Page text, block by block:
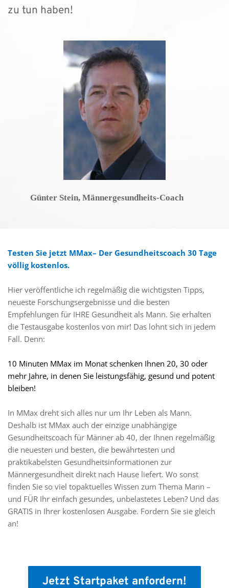
zu tun haben!
Günter Stein, Männergesundheits-Coach
Testen Sie jetzt MMax– Der Gesundheitscoach 30 Tage
völlig kostenlos.
Hier veröffentliche ich regelmäßig die wichtigsten Tipps,
neueste Forschungsergebnisse und die besten
Empfehlungen für IHRE Gesundheit als Mann. Sie erhalten
die Testausgabe kostenlos von mir! Das lohnt sich in jedem
Fall. Denn:
10 Minuten MMax im Monat schenken Ihnen 20, 30 oder
mehr Jahre, in denen Sie leistungsfähig, gesund und potent
bleiben!
In MMax dreht sich alles nur um Ihr Leben als Mann.
Deshalb ist MMax auch der einzige unabhängige
Gesundheitscoach für Männer ab 40, der Ihnen regelmäßig
die neuesten und besten, die bewährtesten und
praktikabelsten Gesundheits­informationen zur
Männergesundheit direkt nach Hause liefert. Wo sonst
finden Sie so viel topaktuelles Wissen zum Thema Mann –
und FÜR Ihr einfach gesundes, unbelastetes Leben? Und das
GRATIS in Ihrer kostenlosen Ausgabe. Fordern Sie sie gleich
an!
Jetzt Startpaket anfordern!